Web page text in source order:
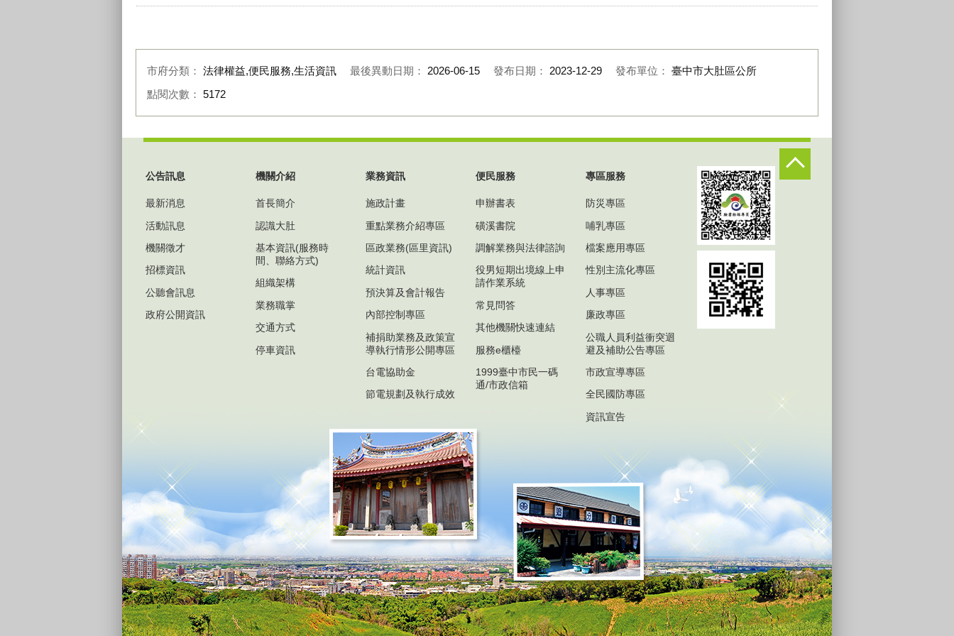
市府分類： 法律權益,便民服務,生活資訊 最後異動日期： 2026-06-15 發布日期： 2023-12-29 發布單位： 臺中市大肚區公所
點閱次數： 5172
公告訊息
最新消息
活動訊息
機關徵才
招標資訊
公聽會訊息
政府公開資訊
機關介紹
首長簡介
認識大肚
基本資訊(服務時
間、聯絡方式)
組織架構
業務職掌
交通方式
停車資訊
業務資訊
施政計畫
重點業務介紹專區
區政業務(區里資訊)
統計資訊
預決算及會計報告
內部控制專區
補捐助業務及政策宣
導執行情形公開專區
台電協助金
節電規劃及執行成效
便民服務
申辦書表
磺溪書院
調解業務與法律諮詢
役男短期出境線上申
請作業系統
常見問答
其他機關快速連結
服務e櫃檯
1999臺中市民一碼
通/市政信箱
專區服務
防災專區
哺乳專區
檔案應用專區
性別主流化專區
人事專區
廉政專區
公職人員利益衝突迴
避及補助公告專區
市政宣導專區
全民國防專區
資訊宣告